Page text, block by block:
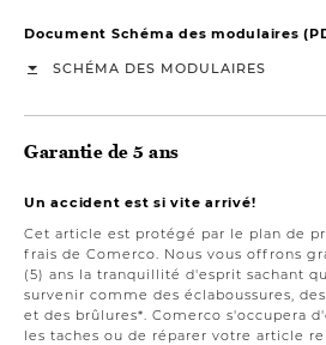
Document Schéma des modulaires
SCHÉMA DES MODULAIRES
Garantie de 5 ans
Un accident est si vite arrivé!
Cet article est protégé par le plan de
frais de Comerco. Nous vous offrons
(5) ans la tranquillité d'esprit sachant
survenir comme des éclaboussures,
et des brûlures*. Comerco s'occupera
les taches ou de réparer votre article